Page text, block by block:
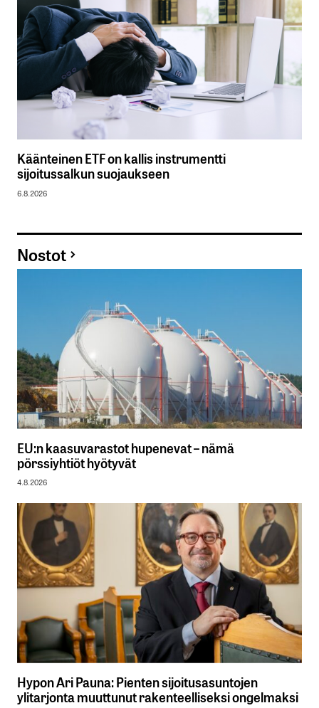
Käänteinen ETF on kallis instrumentti
sijoitussalkun suojaukseen
6.8.2026
Nostot
EU:n kaasuvarastot hupenevat – nämä
pörssiyhtiöt hyötyvät
4.8.2026
Hypon Ari Pauna: Pienten sijoitusasuntojen
ylitarjonta muuttunut rakenteelliseksi ongelmaksi